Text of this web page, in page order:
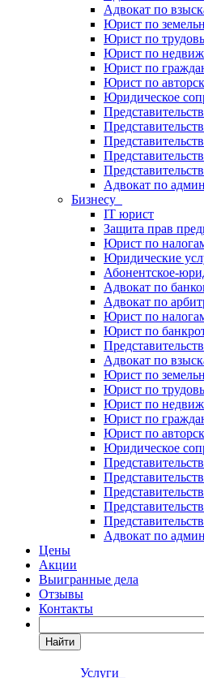
Адвокат по
Юрист по
Юрист по
Юрист по
Юрист по
Юрист по
Юридическое
Адвокат по
Бизнесу
IT юрист
Защита прав
Юрист по
Юридические
Абонентское-
Адвокат по
Адвокат по
Юрист по
Юрист по
Адвокат по
Юрист по
Юрист по
Юрист по
Юрист по
Юрист по
Юридическое
Адвокат по
Цены
Акции
Выигранные дела
Отзывы
Контакты
Найти
Услуги